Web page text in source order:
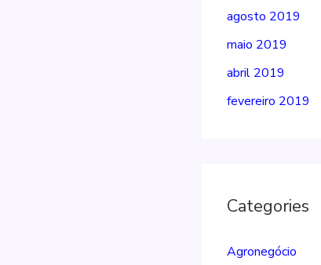
agosto 2019
maio 2019
abril 2019
fevereiro 2019
Categories
Agronegócio